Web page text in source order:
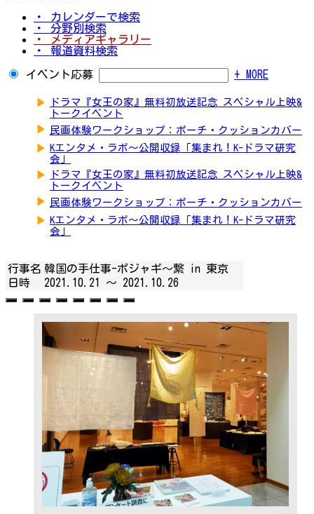
・ カレンダーで検索
・ 分野別検索
・ メディアギャラリー
・ 報道資料検索
イベント応募 + MORE
▶
ドラマ『女王の家』無料初放送記念 スペシャル上映&
トークイベント
▶ 民画体験ワークショップ：ポーチ・クッションカバー
▶ Kエンタメ・ラボ～公開収録「集まれ！K-ドラマ研究
会」
▶
ドラマ『女王の家』無料初放送記念 スペシャル上映&
トークイベント
▶ 民画体験ワークショップ：ポーチ・クッションカバー
▶ Kエンタメ・ラボ～公開収録「集まれ！K-ドラマ研究
会」
行事名 韓国の手仕事-ポジャギ～繋 in 東京
日時
2021.10.21 ～ 2021.10.26